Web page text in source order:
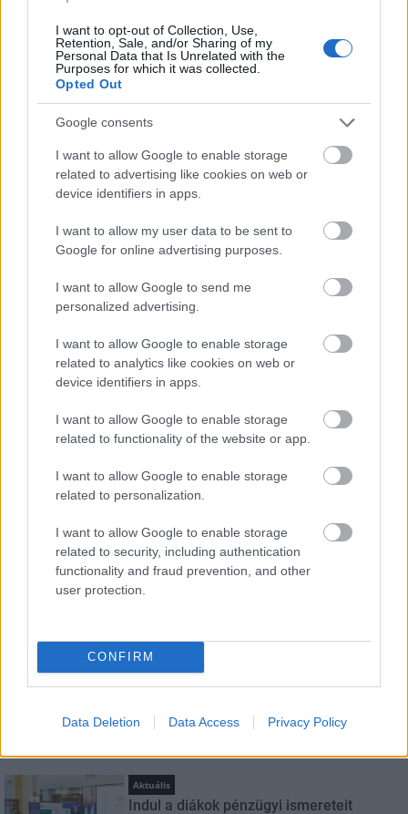
I want to opt-out of Collection, Use,
Retention, Sale, and/or Sharing of my
Personal Data that Is Unrelated with the
Purposes for which it was collected.
Opted Out
Google consents
I want to allow Google to enable storage
related to advertising like cookies on web or
device identifiers in apps.
I want to allow my user data to be sent to
Google for online advertising purposes.
I want to allow Google to send me
personalized advertising.
I want to allow Google to enable storage
related to analytics like cookies on web or
device identifiers in apps.
I want to allow Google to enable storage
related to functionality of the website or app.
I want to allow Google to enable storage
related to personalization.
I want to allow Google to enable storage
related to security, including authentication
functionality and fraud prevention, and other
user protection.
CONFIRM
Data Deletion Data Access Privacy Policy
Bicske Kelet csomópont építése
Új gyalogosátkelők és jelzőlámpás
Másfélszeresére bővítik
Hódmezővásárhely jó hírű református
HÍRLEVÉL
E-mail cím
Aktuális
Indul a diákok pénzügyi ismereteit